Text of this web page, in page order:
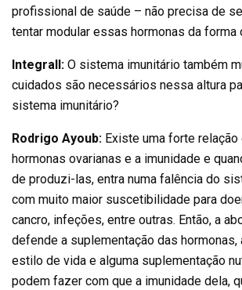
profissional de saúde – não precisa de
tentar modular essas hormonas da forma
Integrall: O sistema imunitário também
cuidados são necessários nessa altura
sistema imunitário?
Rodrigo Ayoub: Existe uma forte relação
hormonas ovarianas e a imunidade e
de produzi-las, entra numa falência do
com muito maior suscetibilidade para
cancro, infeções, entre outras. Então, a
defende a suplementação das
estilo de vida e alguma suplementação
podem fazer com que a imunidade dela,